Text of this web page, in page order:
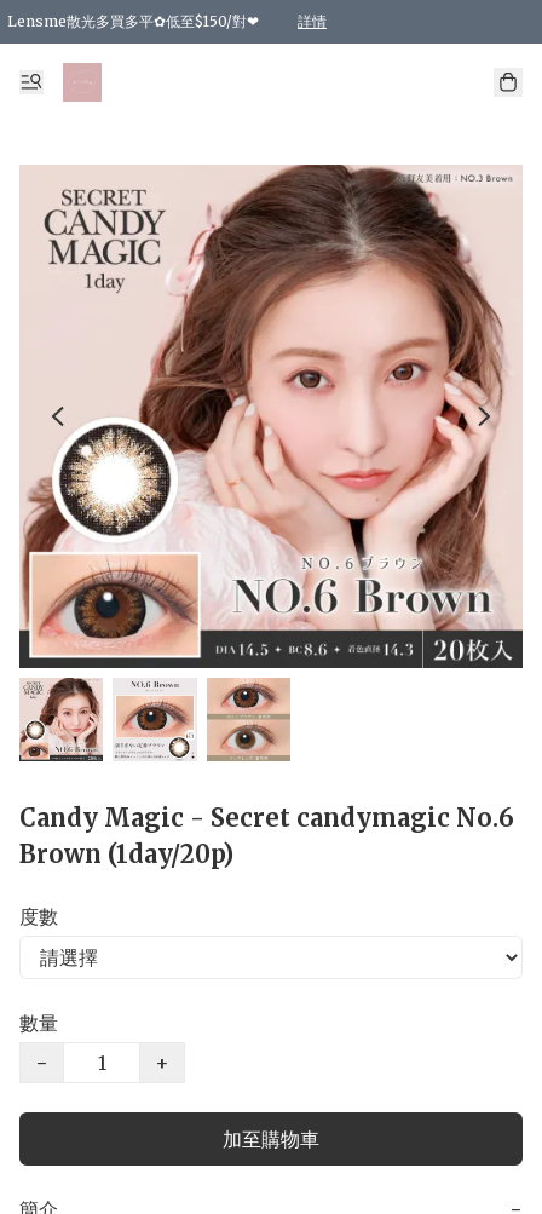
Lensme散光多買多平✿低至$150/對❤ 詳情
台灣Karacon⁩✧日拋 特價清貨❁⃘
日本韓國多款日/月拋現貨☼ 特價❤︎數量有限 售完即止
🇰🇷韓國多款月拋現貨 特價兩對$99✿數量有限 售完即止♫
精選商品，任選買2件或以上9 折；買4件或以上85 折；買6件或以上8 折
精選商品，任選買2件HKD 140.00；買4件HKD 260.00
精選商品，任選買2件HKD 190.00；買4件HKD 360.00
精選商品，任選買2件HKD 110.00；買4件HKD 180.00
精選商品，任選買2件HKD 170.00；買4件HKD 320.00
精選商品，任選買2件或以上減HKD 148.00
精選商品，任選買2件或以上減HKD 148.00
精選商品，任選買2件或以上95 折；買4件或以上9 折；買6件或以上85 折；買8件
精選商品，任選買12件或以上87 折
精選商品，任選買2件或以上減HKD 16.00；買4件或以上減HKD 32.00；買6
精選商品，任選買2件或以上95 折；買4件或以上9 折；買8件或以上85 折；買12
購物滿 HKD 800.00即享免運費優惠！（適用於 特定的送貨方式 )
Candy Magic - Secret candymagic No.6
Brown (1day/20p)
度數
數量
−
+
加至購物車